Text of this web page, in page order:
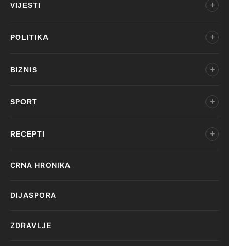
VIJESTI
POLITIKA
BIZNIS
SPORT
RECEPTI
CRNA HRONIKA
DIJASPORA
ZDRAVLJE